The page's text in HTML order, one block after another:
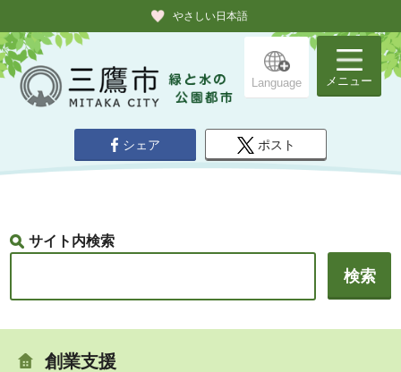
やさしい日本語
Language メニュー
シェア ポスト
サイト内検索
創業支援